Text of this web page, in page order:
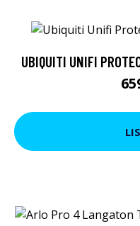
UBIQUITI UNIFI